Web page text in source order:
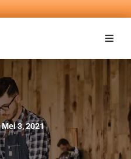
Mei 3, 2021